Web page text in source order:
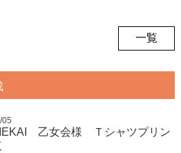
一覧
05
乙女会様 Ｔシャツプリン